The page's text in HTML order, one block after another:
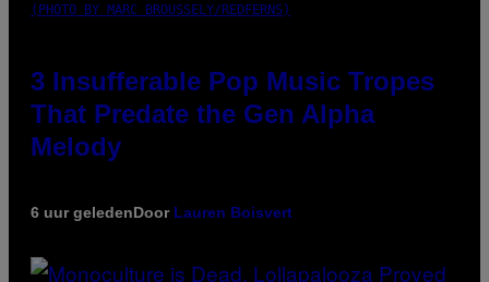
(PHOTO BY MARC BROUSSELY/REDFERNS)
3 Insufferable Pop Music Tropes
That Predate the Gen Alpha
Melody
6 uur geledenDoor Lauren Boisvert